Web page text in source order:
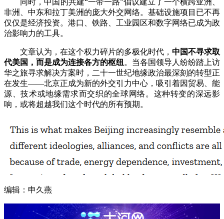
同时，中国的共建“一带一路”倡议建立了一个横跨亚洲、
非洲、中东和拉丁美洲的庞大外交网络。基础设施项目已不再
仅仅是经济投资。港口、铁路、工业园区和数字网络已成为政
治影响力的工具。
文章认为，在这个权力碎片的多极化时代， 中国不寻求取
代美国，而是成为连接各方的枢纽。当各国领导人纷纷踏上访
华之旅寻求解决方案时，二十一世纪地缘政治最深刻的转型正
在发生——北京正成为新的外交引力中心，吸引着因贸易、能
源、技术或地缘需求而交织的全球网络。这种转变的深远影
响，或将超越我们这个时代的所有预期。
编辑：申久燕